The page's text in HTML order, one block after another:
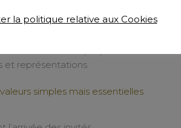
à un DJ de remplacement prévu en
sans technicien, livraison, montage et
technique pendant toute la
et représentations.
simples mais essentielles
la politique relative aux Cookies